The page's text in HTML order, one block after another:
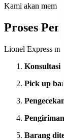
Kami akan
Proses
Lionel Express
Konsultasi
Pick up
Barang